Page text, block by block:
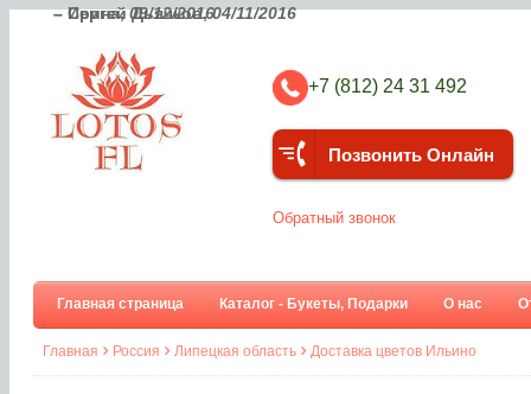
+7 (812) 24 31 492
Позвонить Онлайн
Обратный звонок
Главная страница Каталог - Букеты, Подарки О нас
Главная Россия Липецкая область Доставка цветов Ильино
– Ирина,09/12/2016
– Сергей Дьячков,04/11/2016